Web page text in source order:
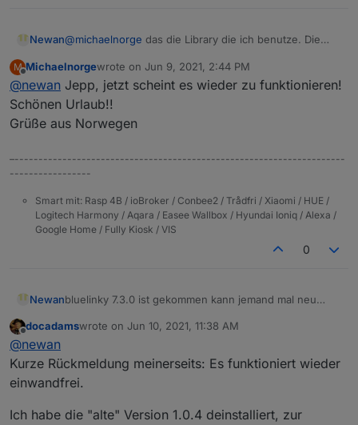
Newan@michaelnorge das die Library die ich benutze. Die
Bin im Familienurlaub kann erst in 2 Wochen testen;)
M Michaelnorgewrote on Jun 9, 2021, 2:44 PM
last edited by
@newan Jepp, jetzt scheint es wieder zu funktionieren!
Schönen Urlaub!!
Grüße aus Norwegen
–---------------------------------------------------------------------
-----------------
Smart mit: Rasp 4B / ioBroker / Conbee2 / Trådfri / Xiaomi / HUE /
Logitech Harmony / Aqara / Easee Wallbox / Hyundai Ioniq / Alexa /
Google Home / Fully Kiosk / VIS
0
Newanbluelinky 7.3.0 ist gekommen kann jemand mal neu
docadamswrote on Jun 10, 2021, 11:38 AM
last edited by
@newan
Kurze Rückmeldung meinerseits: Es funktioniert wieder
einwandfrei.
Ich habe die "alte" Version 1.0.4 deinstalliert, zur